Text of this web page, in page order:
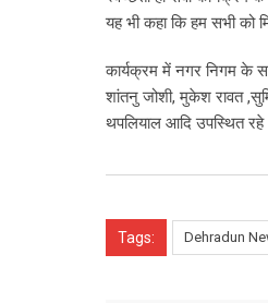
यह भी कहा कि हम सभी को
कार्यक्रम में नगर निगम के
शांतनु जोशी, मुकेश रावत
थपलियाल आदि उपस्थित रहे
Tags: Dehradun